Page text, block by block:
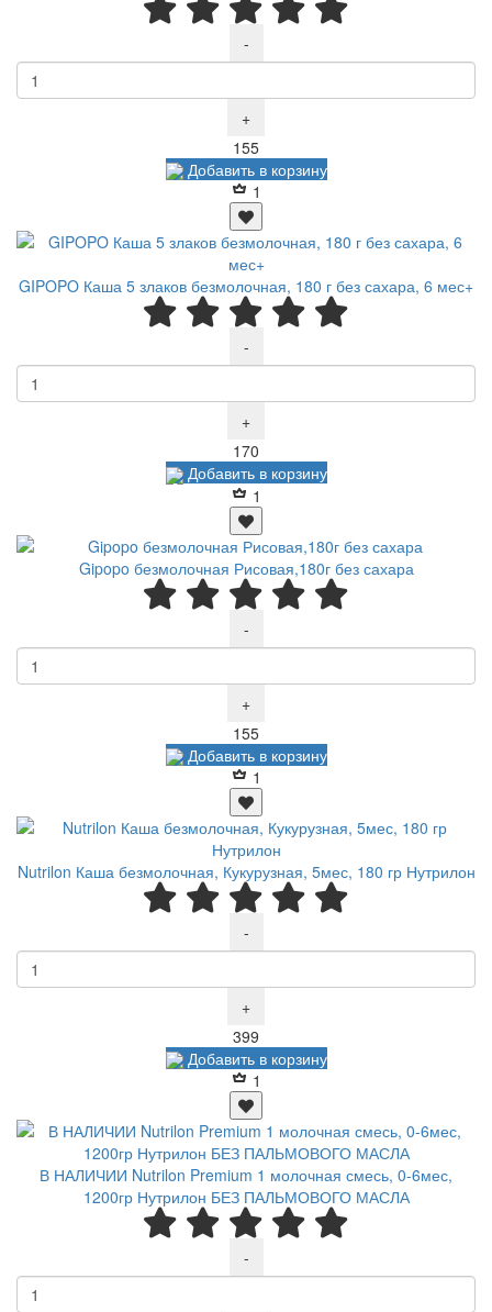
-
+
155Р
Добавить в корзину
1
GIPOPO Каша 5 злаков безмолочная, 180 г без сахара, 6 мес+
-
+
170
Добавить в корзину
1
Gipopo безмолочная Рисовая,180г без сахара
-
+
155Р
Добавить в корзину
1
Nutrilon Каша безмолочная, Кукурузная, 5мес, 180 гр Нутрилон
-
+
399
Добавить в корзину
1
В НАЛИЧИИ Nutrilon Premium 1 молочная смесь, 0-6мес,
1200гр Нутрилон БЕЗ ПАЛЬМОВОГО МАСЛА
-